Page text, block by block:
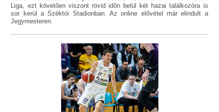
Liga, ezt követően viszont rövid időn belül két hazai találkozóra is
sor kerül a Széktói Stadionban. Az online elővétel már elindult a
Jegymesteren.